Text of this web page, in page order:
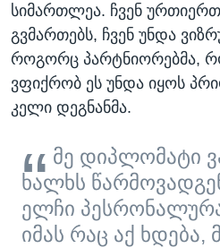
სიმართლეა. ჩვენ
გვმართებს, ჩვენ უნდა
როგორც პარტნიორებმა,
ვფიქრობ ეს უნდა იყოს
კელი დეგნანმა.
მე დიპლომატი
ხალხს
ელჩი
იმას რაც აქ ხდება,